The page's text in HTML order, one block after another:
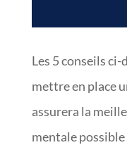
Les 5 conseils
mettre en place
assurera la
mentale